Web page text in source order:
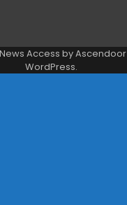
Access byAscendoor
WordPress.